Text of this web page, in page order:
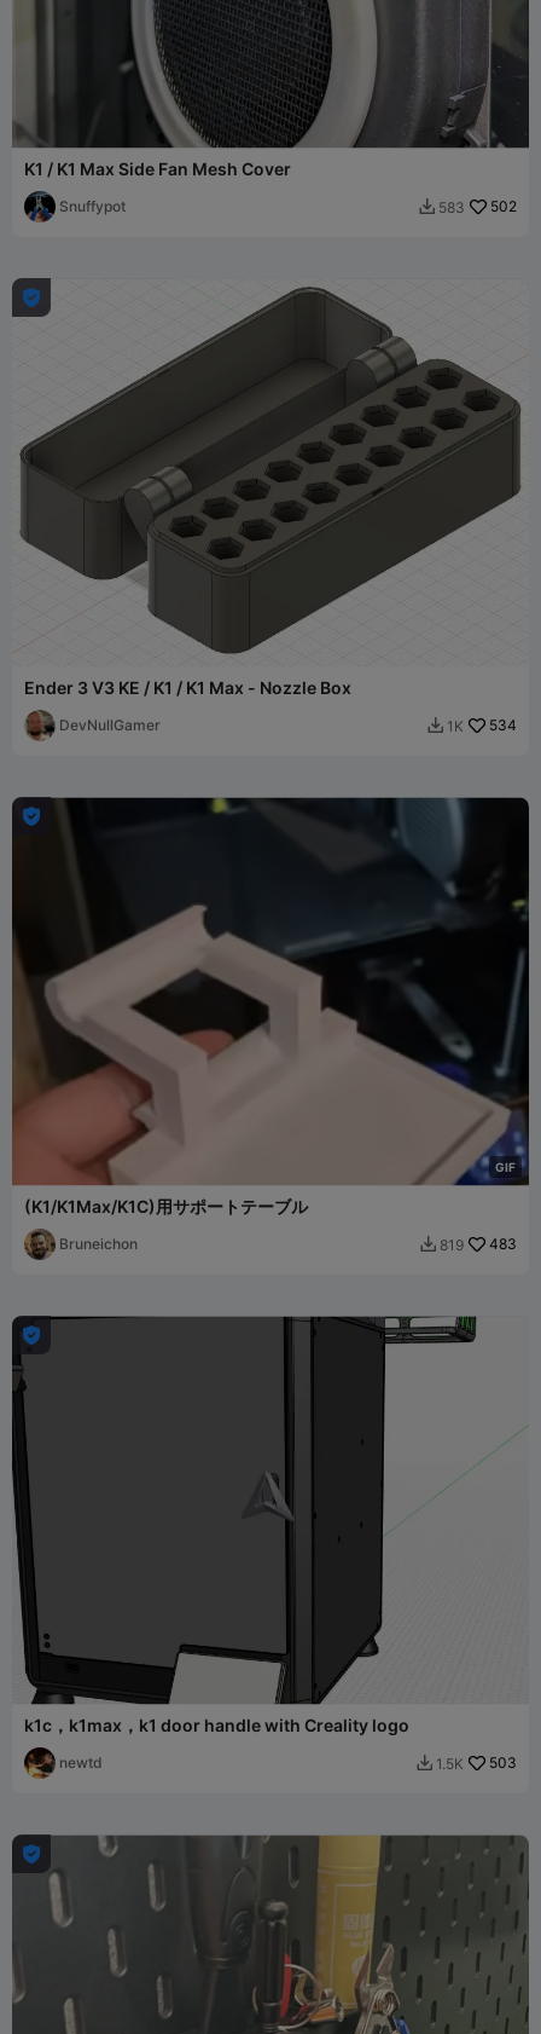
K1 / K1 Max Side Fan Mesh Cover
Snuffypot  583 502

Ender 3 V3 KE / K1 / K1 Max - Nozzle Box
DevNullGamer  1K 534
GIF

(K1/K1Max/K1C)用サポートテーブル
Bruneichon  819 483

k1c，k1max，k1 door handle with Creality logo
newtd  1.5K 503
